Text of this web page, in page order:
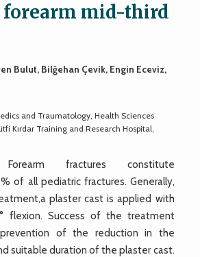
mid-third
Bulut, Bilğehan Çevik, Engin Eceviz,
and Traumatology, Health Sciences
Kırdar Training and Research Hospital,
Forearm fractures constitute
of all pediatric fractures. Generally,
plaster cast is applied with
flexion. Success of the treatment
of the reduction in the
suitable duration of the plaster cast.